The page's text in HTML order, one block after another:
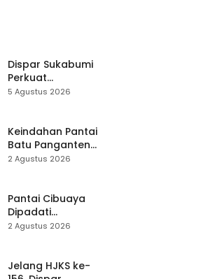
Dispar Sukabumi
Perkuat
Keselamatan
Mitigasi hingga
Teknik Evakuasi
5 Agustus 2026
Keindahan Pantai
Batu Panganten
Mulai Dilirik
2 Agustus 2026
Pantai Cibuaya
Dipadati
Wisatawan,
Waspada
2 Agustus 2026
Jelang HJKS ke-